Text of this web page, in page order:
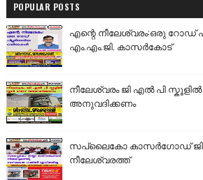
POPULAR POSTS
എന്റെ നീലേശ്വരം:ഒരു റോഡ്
എം.എം.ജി. കാസർകോട്
നീലേശ്വരം ജി എൽ പി
അനുവദിക്കണം
സപ്ലൈകോ കാസർഗോഡ്
നീലേശ്വരത്ത്